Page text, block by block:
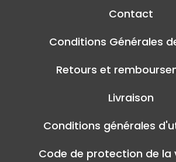
Contact
Conditions Générales
Retours et
Livraison
Conditions générales
Code de protection de la